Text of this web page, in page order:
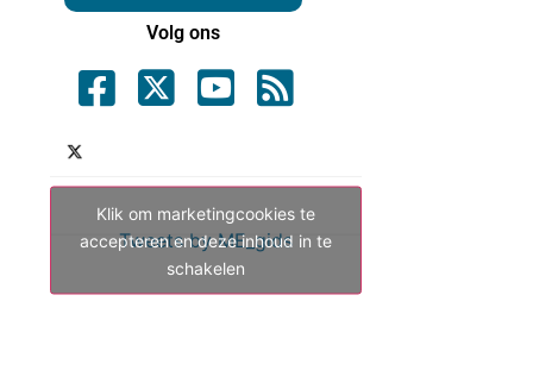
Volg ons
Tweets by ME_gids
Klik om marketingcookies te
accepteren en deze inhoud in te
schakelen